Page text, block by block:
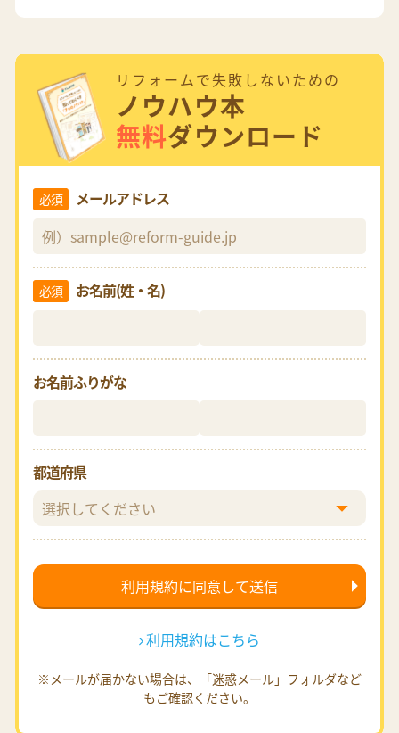
リフォームで失敗しないための
ノウハウ本
無料ダウンロード
必須 メールアドレス
必須 お名前(姓・名)
お名前ふりがな
都道府県
利用規約はこちら
※メールが届かない場合は、「迷惑メール」フォルダなど
もご確認ください。